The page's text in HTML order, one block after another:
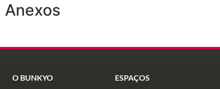
Anexos
O BUNKYO ESPAÇOS